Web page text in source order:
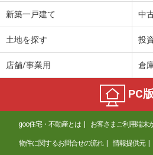
新築一戸建て 中
土地を探す 投
店舗/事業用 倉
PC
goo住宅・不動産とは お客さまご利用端末
物件に関するお問合せの流れ 情報提供元